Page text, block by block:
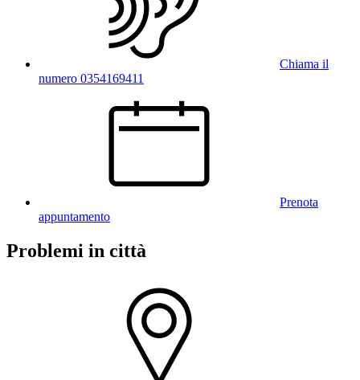
Chiama il
numero 0354169411
Prenota
appuntamento
Problemi in città